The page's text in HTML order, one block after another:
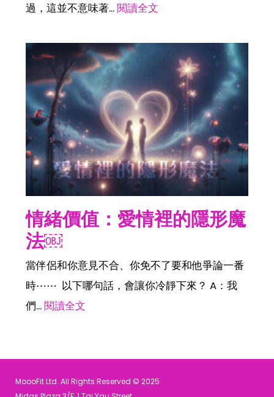
過，這並不意味著...閱讀全文
情緒價值：愛情裡的隱形魔
法￼
當伴侶和你意見不合、你免不了要和他爭論一番
時⋯⋯ 以下哪句話，會讓你冷靜下來？ A：我
們...閱讀全文
MoooFit Ltd. All Rights Reserved © 2025